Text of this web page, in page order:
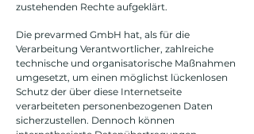
zustehenden Rechte aufgeklärt.
Die prevarmed GmbH hat, als für die
Verarbeitung Verantwortlicher, zahlreiche
technische und organisatorische Maßnahmen
umgesetzt, um einen möglichst lückenlosen
Schutz der über diese Internetseite
verarbeiteten personenbezogenen Daten
sicherzustellen. Dennoch können